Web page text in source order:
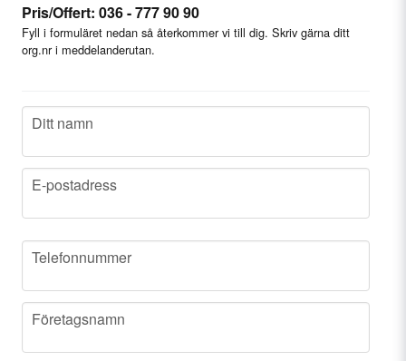
Pris/Offert: 036 - 777 90 90
Fyll i formuläret nedan så återkommer vi till dig. Skriv gärna ditt
org.nr i meddelanderutan.
name
Ditt namn
email
E-postadress
phone
Telefonnummer
company
Företagsnamn